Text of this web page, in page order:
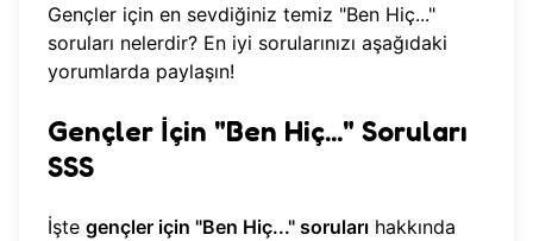
Gençler için en sevdiğiniz temiz "Ben Hiç..."
soruları nelerdir? En iyi sorularınızı aşağıdaki
yorumlarda paylaşın!
Gençler İçin "Ben Hiç..." Soruları
SSS
İşte gençler için "Ben Hiç..." soruları hakkında